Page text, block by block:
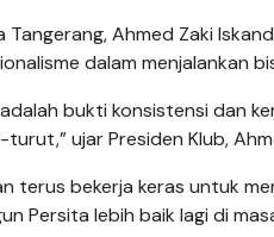
Tangerang, Ahmed Zaki
dalam menjalankan
bukti konsistensi dan
ujar Presiden Klub,
terus bekerja keras untuk
Persita lebih baik lagi di